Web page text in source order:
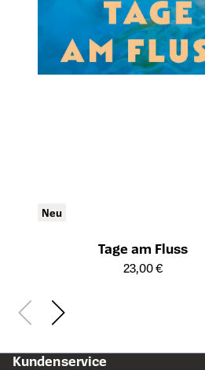
Neu
Tage am Fluss
Öffnet die Detailseite des Produkts
23,00 €
Kundenservice